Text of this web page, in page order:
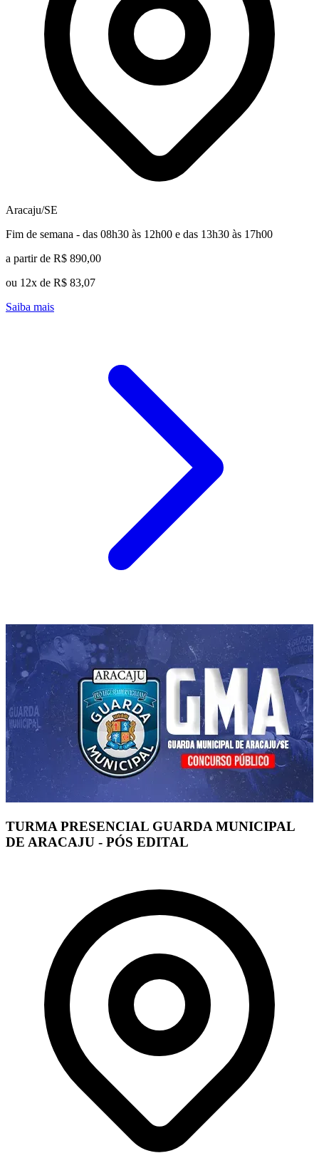
Aracaju/SE
Fim de semana - das 08h30 às 12h00 e das 13h30 às 17h00
a partir de R$ 890,00
ou 12x de R$ 83,07
Saiba mais
TURMA PRESENCIAL GUARDA MUNICIPAL
DE ARACAJU - PÓS EDITAL